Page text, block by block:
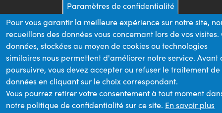
Paramètres de confidentialité
Pour vous garantir la meilleure expérience sur notre site,
recueillons des données vous concernant lors de vos visites.
données, stockées au moyen de cookies ou technologies
similaires nous permettent d'améliorer notre service. Avant
poursuivre, vous devez accepter ou refuser le traitement de
données en cliquant sur le choix correspondant.
Vous pourrez retirer votre consentement à tout moment
notre politique de confidentialité sur ce site. En savoir plus